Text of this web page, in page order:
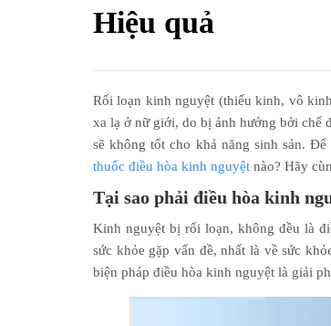
Hiệu quả
Rối loạn kinh nguyệt (thiếu kinh, vô
xa lạ ở nữ giới, do bị ảnh hưởng bởi chế
sẽ không tốt cho khả năng sinh sản.
thuốc điều hòa kinh nguyệt nào? Hãy
Tại sao phải điều hòa kinh
Kinh nguyệt bị rối loạn, không đều là
sức khỏe gặp vấn đề, nhất là về sức
biện pháp điều hòa kinh nguyệt là giải